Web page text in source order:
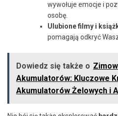
wywołuje emocje i
⁤osobę.
Ulubione filmy i
pomagają ⁢odkryć
Dowiedz się także o
Akumulatorów: Kluczowe
Akumulatorów Żelowych i